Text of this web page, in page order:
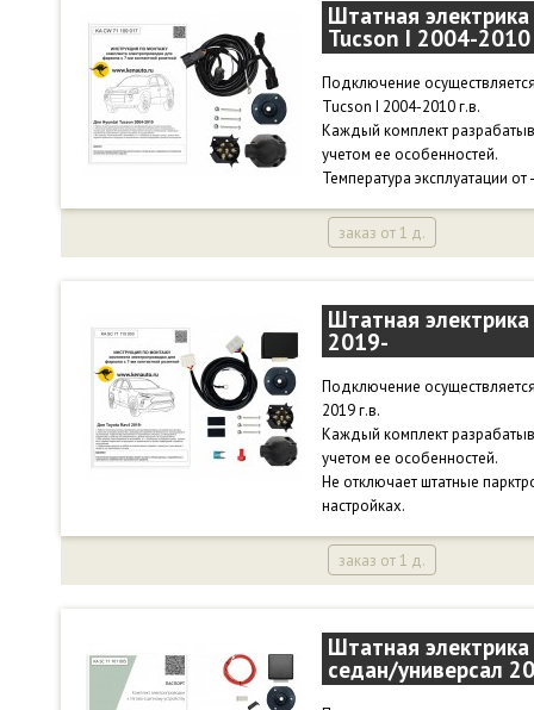
Штатная
Tucson I 2004-2010
Подключение
Tucson I 2004-2010 г.в.
Каждый комплект
учетом ее особенностей.
Температура эксплуатации от
заказ от 1 д.
Штатная
2019-
Подключение
2019 г.в.
Каждый комплект
учетом ее особенностей.
Не отключает штатные
настройках.
заказ от 1 д.
Штатная
седан/универсал